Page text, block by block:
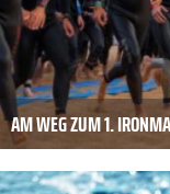
AM WEG ZUM 1.